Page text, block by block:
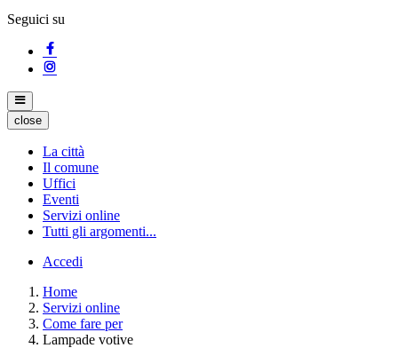
Seguici su
close
La città
Il comune
Uffici
Eventi
Servizi online
Tutti gli argomenti...
Accedi
Home
Servizi online
Come fare per
Lampade votive